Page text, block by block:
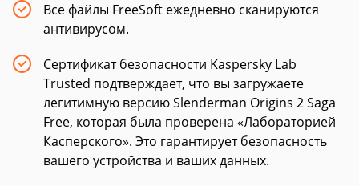
Все файлы FreeSoft ежедневно сканируются
антивирусом.
Сертификат безопасности Kaspersky Lab
Trusted подтверждает, что вы загружаете
легитимную версию Slenderman Origins 2 Saga
Free, которая была проверена «Лабораторией
Касперского». Это гарантирует безопасность
вашего устройства и ваших данных.